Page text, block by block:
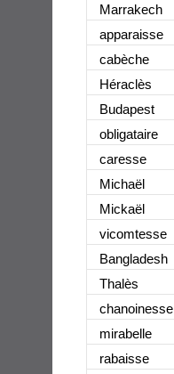
Marrakech
apparaisse
cabèche
Héraclès
Budapest
obligataire
caresse
Michaël
Mickaël
vicomtesse
Bangladesh
Thalès
chanoinesse
mirabelle
rabaisse